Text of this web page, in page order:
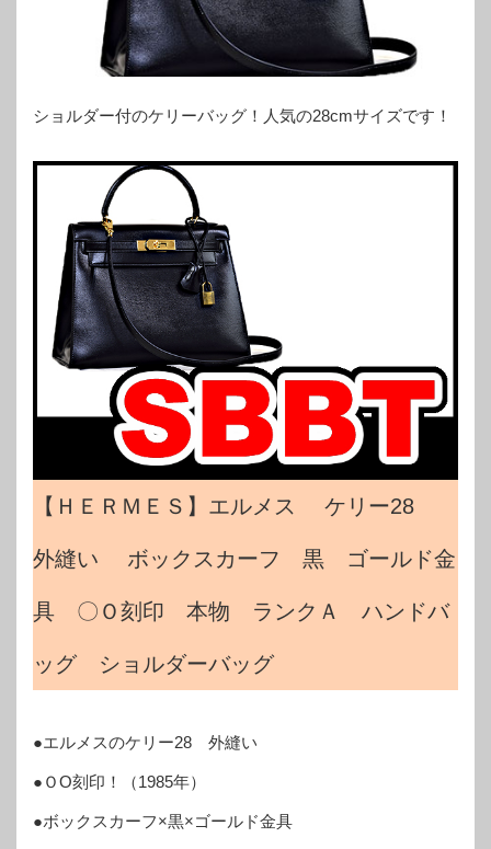
ショルダー付のケリーバッグ！人気の28cmサイズです！
【ＨＥＲＭＥＳ】エルメス ケリー28
外縫い ボックスカーフ 黒 ゴールド金
具 〇Ｏ刻印 本物 ランクＡ ハンドバ
ッグ ショルダーバッグ
●エルメスのケリー28 外縫い
●ＯO刻印！（1985年）
●ボックスカーフ×黒×ゴールド金具